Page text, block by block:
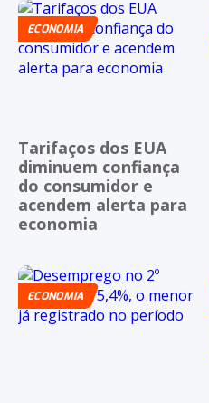
ECONOMIA
Tarifaços dos EUA
diminuem confiança
do consumidor e
acendem alerta para
economia
ECONOMIA